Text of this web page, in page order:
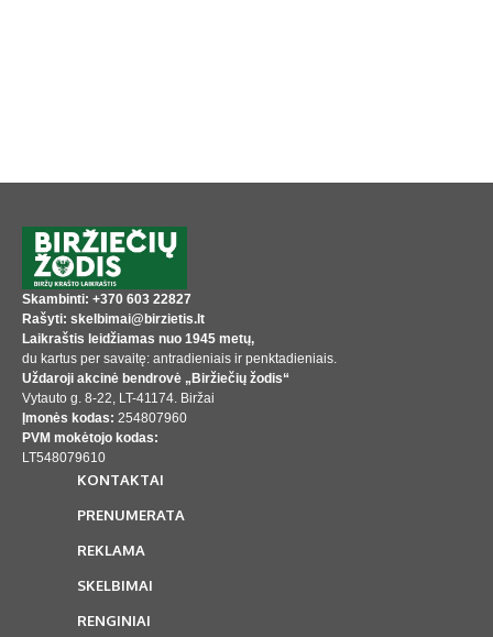
Skambinti: +370 603 22827
Rašyti: skelbimai@birzietis.lt
Laikraštis leidžiamas nuo 1945 metų,
du kartus per savaitę: antradieniais ir penktadieniais.
Uždaroji akcinė bendrovė „Biržiečių žodis“
Vytauto g. 8-22, LT-41174. Biržai
Įmonės kodas: 254807960
PVM mokėtojo kodas:
LT548079610
KONTAKTAI
PRENUMERATA
REKLAMA
SKELBIMAI
RENGINIAI